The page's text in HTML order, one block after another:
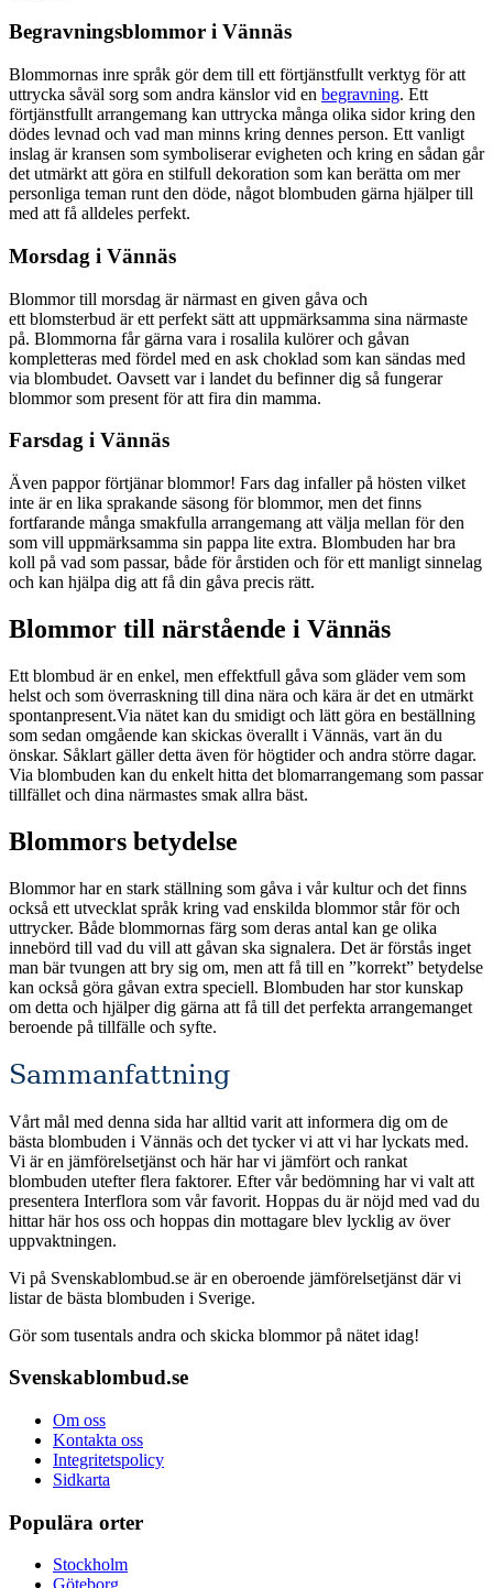
Begravningsblommor i Vännäs
Blommornas inre språk gör dem till ett förtjänstfullt verktyg för att
uttrycka såväl sorg som andra känslor vid en begravning. Ett
förtjänstfullt arrangemang kan uttrycka många olika sidor kring den
dödes levnad och vad man minns kring dennes person. Ett vanligt
inslag är kransen som symboliserar evigheten och kring en sådan går
det utmärkt att göra en stilfull dekoration som kan berätta om mer
personliga teman runt den döde, något blombuden gärna hjälper till
med att få alldeles perfekt.
Morsdag i Vännäs
Blommor till morsdag är närmast en given gåva och
ett blomsterbud är ett perfekt sätt att uppmärksamma sina närmaste
på. Blommorna får gärna vara i rosalila kulörer och gåvan
kompletteras med fördel med en ask choklad som kan sändas med
via blombudet. Oavsett var i landet du befinner dig så fungerar
blommor som present för att fira din mamma.
Farsdag i Vännäs
Även pappor förtjänar blommor! Fars dag infaller på hösten vilket
inte är en lika sprakande säsong för blommor, men det finns
fortfarande många smakfulla arrangemang att välja mellan för den
som vill uppmärksamma sin pappa lite extra. Blombuden har bra
koll på vad som passar, både för årstiden och för ett manligt sinnelag
och kan hjälpa dig att få din gåva precis rätt.
Blommor till närstående i Vännäs
Ett blombud är en enkel, men effektfull gåva som gläder vem som
helst och som överraskning till dina nära och kära är det en utmärkt
spontanpresent.Via nätet kan du smidigt och lätt göra en beställning
som sedan omgående kan skickas överallt i Vännäs, vart än du
önskar. Såklart gäller detta även för högtider och andra större dagar.
Via blombuden kan du enkelt hitta det blomarrangemang som passar
tillfället och dina närmastes smak allra bäst.
Blommors betydelse
Blommor har en stark ställning som gåva i vår kultur och det finns
också ett utvecklat språk kring vad enskilda blommor står för och
uttrycker. Både blommornas färg som deras antal kan ge olika
innebörd till vad du vill att gåvan ska signalera. Det är förstås inget
man bär tvungen att bry sig om, men att få till en ”korrekt” betydelse
kan också göra gåvan extra speciell. Blombuden har stor kunskap
om detta och hjälper dig gärna att få till det perfekta arrangemanget
beroende på tillfälle och syfte.
Sammanfattning
Vårt mål med denna sida har alltid varit att informera dig om de
bästa blombuden i Vännäs och det tycker vi att vi har lyckats med.
Vi är en jämförelsetjänst och här har vi jämfört och rankat
blombuden utefter flera faktorer. Efter vår bedömning har vi valt att
presentera Interflora som vår favorit. Hoppas du är nöjd med vad du
hittar här hos oss och hoppas din mottagare blev lycklig av över
uppvaktningen.
Vi på Svenskablombud.se är en oberoende jämförelsetjänst där vi
listar de bästa blombuden i Sverige.
Gör som tusentals andra och skicka blommor på nätet idag!
Svenskablombud.se
Om oss
Kontakta oss
Integritetspolicy
Sidkarta
Populära orter
Stockholm